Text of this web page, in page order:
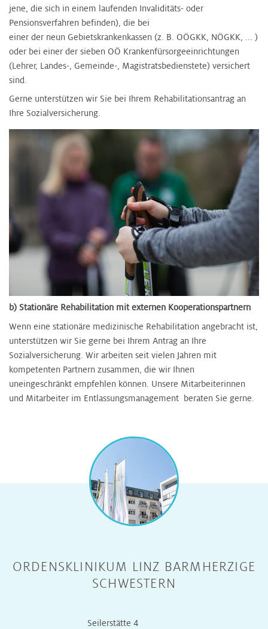
jene, die sich in einem laufenden Invaliditäts- oder
Pensionsverfahren befinden), die bei
einer der neun Gebietskrankenkassen (z. B. OÖGKK, NÖGKK, ... )
oder bei einer der sieben OÖ Krankenfürsorgeeinrichtungen
(Lehrer, Landes-, Gemeinde-, Magistratsbedienstete) versichert
sind.
Gerne unterstützen wir Sie bei Ihrem Rehabilitationsantrag an
Ihre Sozialversicherung.
b) Stationäre Rehabilitation mit externen Kooperationspartnern
Wenn eine stationäre medizinische Rehabilitation angebracht ist,
unterstützen wir Sie gerne bei Ihrem Antrag an Ihre
Sozialversicherung. Wir arbeiten seit vielen Jahren mit
kompetenten Partnern zusammen, die wir Ihnen
uneingeschränkt empfehlen können. Unsere Mitarbeiterinnen
und Mitarbeiter im Entlassungsmanagement beraten Sie gerne.
ORDENSKLINIKUM LINZ BARMHERZIGE
SCHWESTERN
Seilerstätte 4